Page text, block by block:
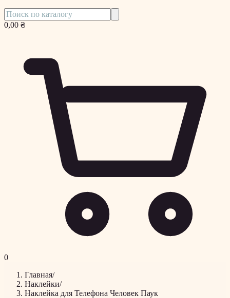
0,00 ₴
0
Главная/
Наклейки/
Наклейка для Телефона Человек Паук